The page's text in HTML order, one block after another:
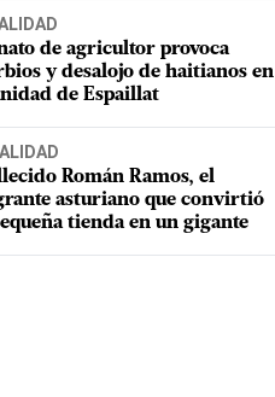
de agricultor provoca
y desalojo de haitianos en
de Espaillat
Román Ramos, el
asturiano que convirtió
tienda en un gigante